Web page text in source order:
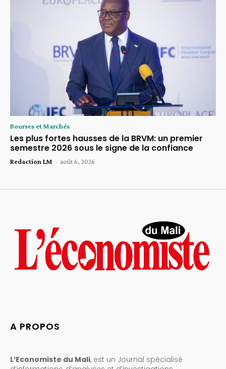
Bourses et Marchés
Les plus fortes hausses de la BRVM: un premier
semestre 2026 sous le signe de la confiance
Redaction LM - août 6, 2026
A PROPOS
L’Economiste du Mali, est un Journal spécialisé